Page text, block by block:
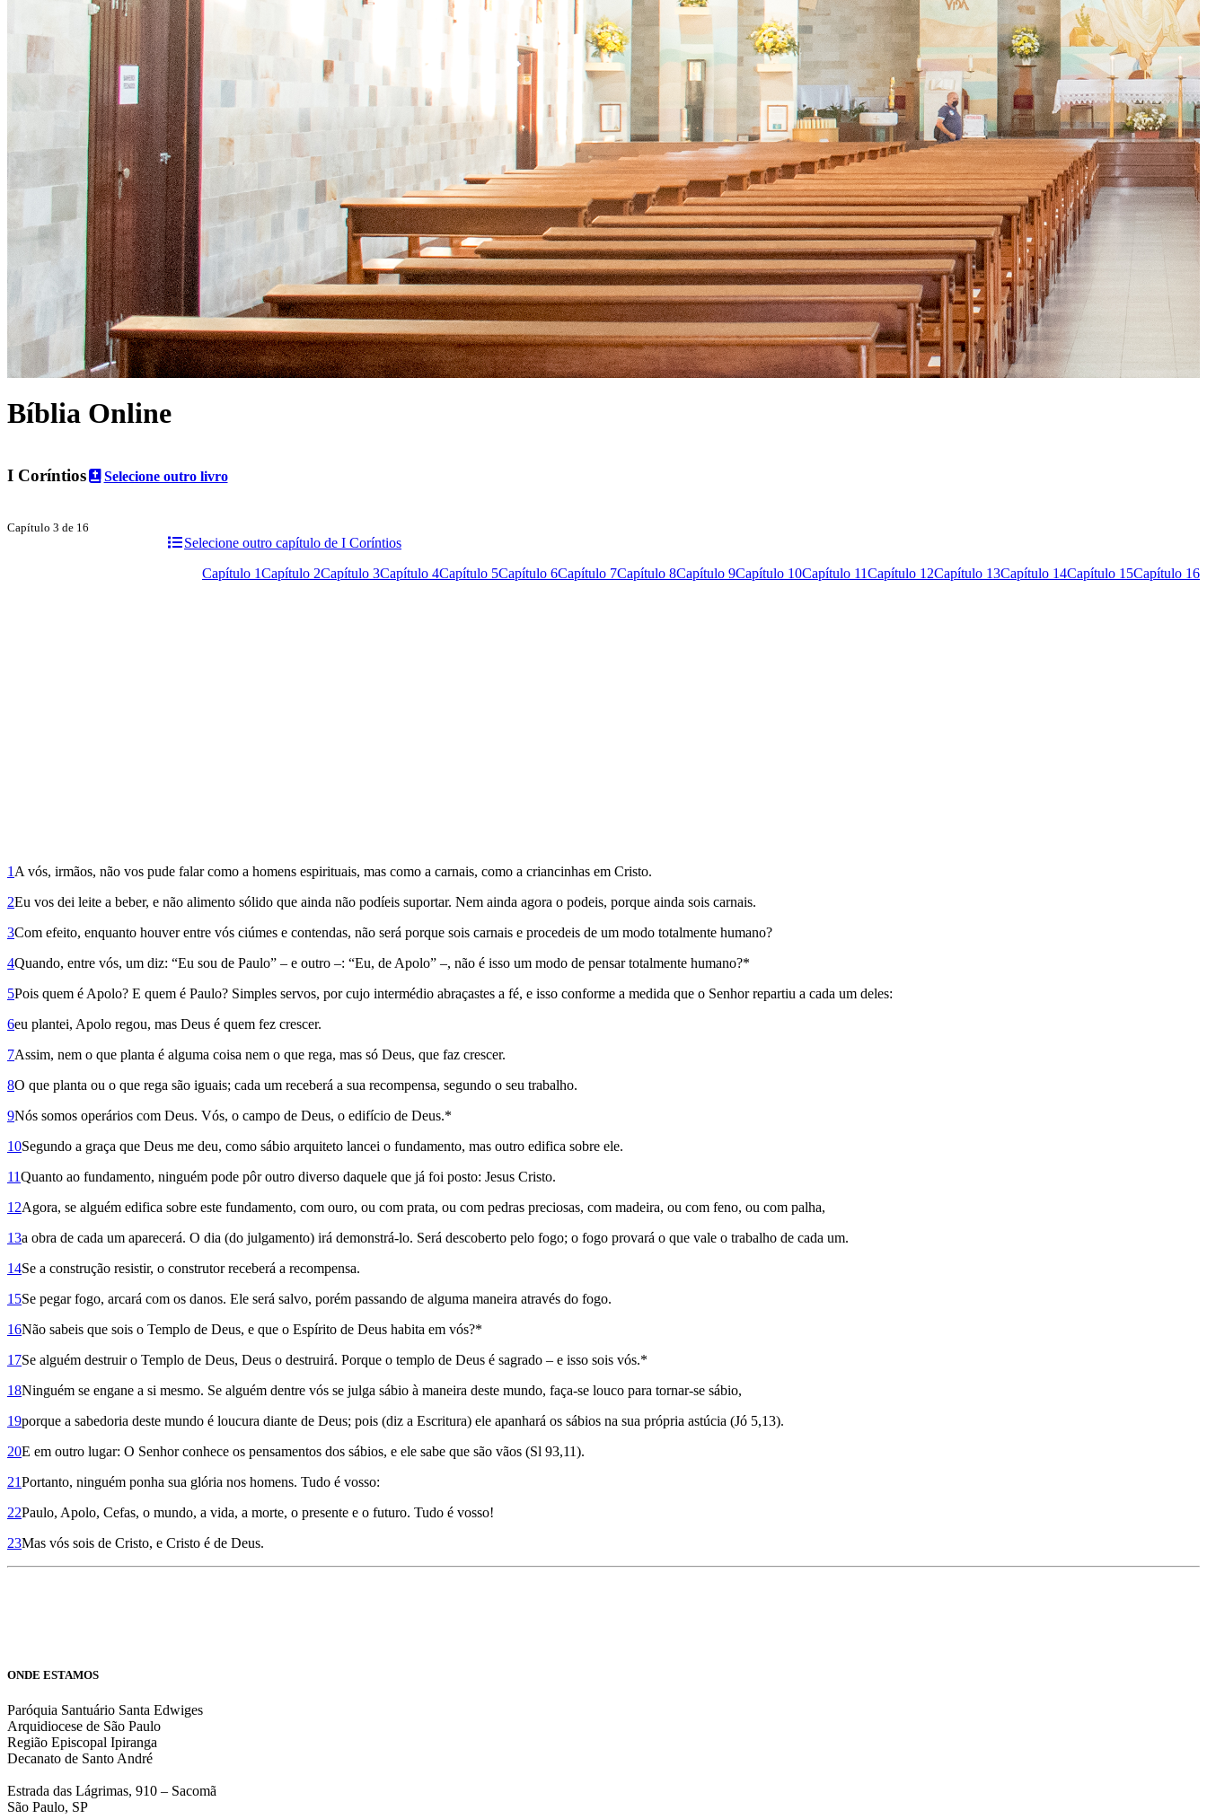
Bíblia Online
I Coríntios Selecione outro livro
Capítulo 3 de 16
Selecione outro capítulo de I Coríntios
Capítulo 1Capítulo 2Capítulo 3Capítulo 4Capítulo 5Capítulo 6Capítulo 7Capítulo 8Capítulo 9Capítulo 10Capítulo 11Capítulo 12Capítulo 13Capítulo 14Capítulo 15Capítulo 16
1 A vós, irmãos, não vos pude falar como a homens espirituais, mas como a carnais, como a criancinhas em Cristo.
2Eu vos dei leite a beber, e não alimento sólido que ainda não podíeis suportar. Nem ainda agora o podeis, porque ainda sois carnais.
3Com efeito, enquanto houver entre vós ciúmes e contendas, não será porque sois carnais e procedeis de um modo totalmente humano?
4Quando, entre vós, um diz: “Eu sou de Paulo” – e outro –: “Eu, de Apolo” –, não é isso um modo de pensar totalmente humano?*
5Pois quem é Apolo? E quem é Paulo? Simples servos, por cujo intermédio abraçastes a fé, e isso conforme a medida que o Senhor repartiu a cada um deles:
6eu plantei, Apolo regou, mas Deus é quem fez crescer.
7Assim, nem o que planta é alguma coisa nem o que rega, mas só Deus, que faz crescer.
8O que planta ou o que rega são iguais; cada um receberá a sua recompensa, segundo o seu trabalho.
9Nós somos operários com Deus. Vós, o campo de Deus, o edi­fício de Deus.*
10Segundo a graça que Deus me deu, como sábio arquiteto lancei o fundamento, mas outro edifica sobre ele.
11Quanto ao fundamento, ninguém pode pôr outro diverso daquele que já foi posto: Jesus Cristo.
12Agora, se alguém edifica sobre este fundamento, com ouro, ou com prata, ou com pedras preciosas, com madeira, ou com feno, ou com palha,
13a obra de cada um aparecerá. O dia (do julgamento) irá demonstrá-lo. Será descoberto pelo fogo; o fogo provará o que vale o trabalho de cada um.
14Se a construção resistir, o cons­trutor receberá a recompensa.
15Se pegar fogo, arcará com os danos. Ele será salvo, porém passando de alguma maneira através do fogo.
16Não sabeis que sois o Templo de Deus, e que o Espírito de Deus habita em vós?*
17Se alguém destruir o Templo de Deus, Deus o destruirá. Porque o templo de Deus é sagrado – e isso sois vós.*
18Ninguém se engane a si mesmo. Se alguém dentre vós se julga sábio à maneira deste mundo, faça-se louco para tornar-se sábio,
19porque a sabedoria deste mundo é loucura diante de Deus; pois (diz a Escritura) ele apanhará os sábios na sua própria astúcia (Jó 5,13).
20E em outro lugar: O Senhor conhece os pensamentos dos sábios, e ele sabe que são vãos (Sl 93,11).
21Portanto, ninguém ponha sua glória nos homens. Tudo é vosso:
22Paulo, Apolo, Cefas, o mundo, a vida, a morte, o presente e o futuro. Tudo é vosso!
23Mas vós sois de Cristo, e Cristo é de Deus.
ONDE ESTAMOS
Paróquia Santuário Santa Edwiges
Arquidiocese de São Paulo
Região Episcopal Ipiranga
Decanato de Santo André
Estrada das Lágrimas, 910 – Sacomã
São Paulo, SP